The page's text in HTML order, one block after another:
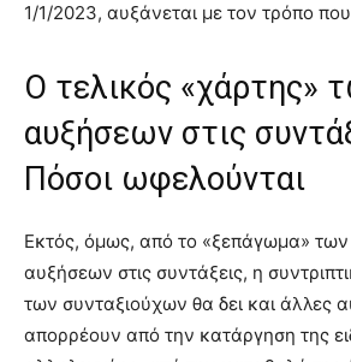
1/1/2023, αυξάνεται με τον τρόπο
Ο τελικός «χάρτης»
αυξήσεων στις
Πόσοι ωφελούνται
Εκτός, όμως, από το «ξεπάγωμα» των
αυξήσεων στις συντάξεις, η
των συνταξιούχων θα δει και άλλες
απορρέουν από την κατάργηση της